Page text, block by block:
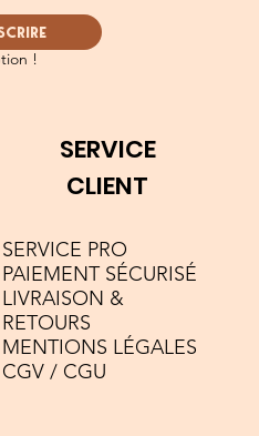
!
SERVICE
CLIENT
SERVICE PRO
PAIEMENT SÉCURISÉ
LIVRAISON &
RETOURS
MENTIONS LÉGALES
CGV / CGU